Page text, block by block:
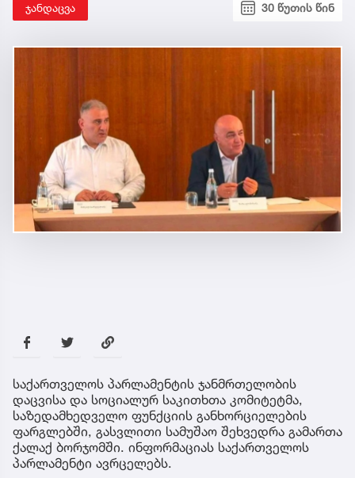
ჯანდაცვა 30 წუთის წინ
საქართველოს პარლამენტის ჯანმრთელობის
დაცვისა და სოციალურ საკითხთა კომიტეტმა,
საზედამხედველო ფუნქციის განხორციელების
ფარგლებში, გასვლითი სამუშაო შეხვედრა გამართა
ქალაქ ბორჯომში. ინფორმაციას საქართველოს
პარლამენტი ავრცელებს.